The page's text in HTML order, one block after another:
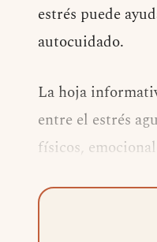
estrés puede
autocuidado.
La hoja
entre el estrés
físicos,